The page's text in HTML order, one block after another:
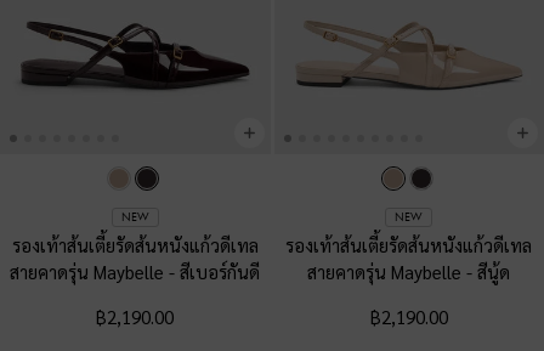
NEW
รองเท้าส้นเตี้ยรัดส้นหนังแก้วดีเทล
สายคาดรุ่น Maybelle-สีเบอร์กันดี
฿2,190.00
NEW
รองเท้าส้นเตี้ยรัดส้นหนังแก้วดีเทล
สายคาดรุ่น Maybelle-สีนู้ด
฿2,190.00